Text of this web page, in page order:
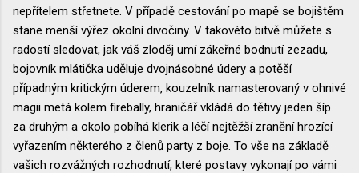
nepřítelem střetnete. V případě cestování po mapě se bojištěm
stane menší výřez okolní divočiny. V takovéto bitvě můžete s
radostí sledovat, jak váš zloděj umí zákeřné bodnutí zezadu,
bojovník mlátička uděluje dvojnásobné údery a potěší
případným kritickým úderem, kouzelník namasterovaný v ohnivé
magii metá kolem firebally, hraničář vkládá do tětivy jeden šíp
za druhým a okolo pobíhá klerik a léčí nejtěžší zranění hrozící
vyřazením některého z členů party z boje. To vše na základě
vašich rozvážných rozhodnutí, které postavy vykonají po vámi